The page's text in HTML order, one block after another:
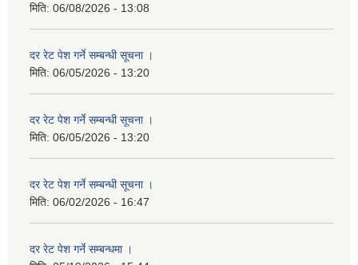
मिति: 06/08/2026 - 13:08
दर रेट पेश गर्ने सम्बन्धी सूचना ।
मिति: 06/05/2026 - 13:20
दर रेट पेश गर्ने सम्बन्धी सूचना ।
मिति: 06/05/2026 - 13:20
दर रेट पेश गर्ने सम्बन्धी सूचना ।
मिति: 06/02/2026 - 16:47
दर रेट पेश गर्ने सम्बन्धमा ।